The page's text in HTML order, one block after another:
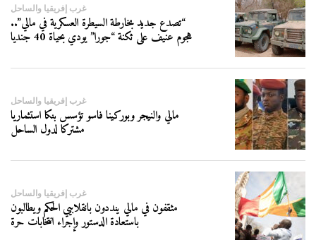
غرب إفريقيا والساحل
“تصدع جديد بخارطة السيطرة العسكرية في مالي”..
هجوم عنيف على ثكنة “جورا” يودي بحياة 40 جنديا
غرب إفريقيا والساحل
مالي والنيجر وبوركينا فاسو تؤسس بنكا استثماريا
مشتركا لدول الساحل
غرب إفريقيا والساحل
مثقفون في مالي ينددون بانقلابيي الحكم ويطالبون
باستعادة الدستور وإجراء انتخابات حرة